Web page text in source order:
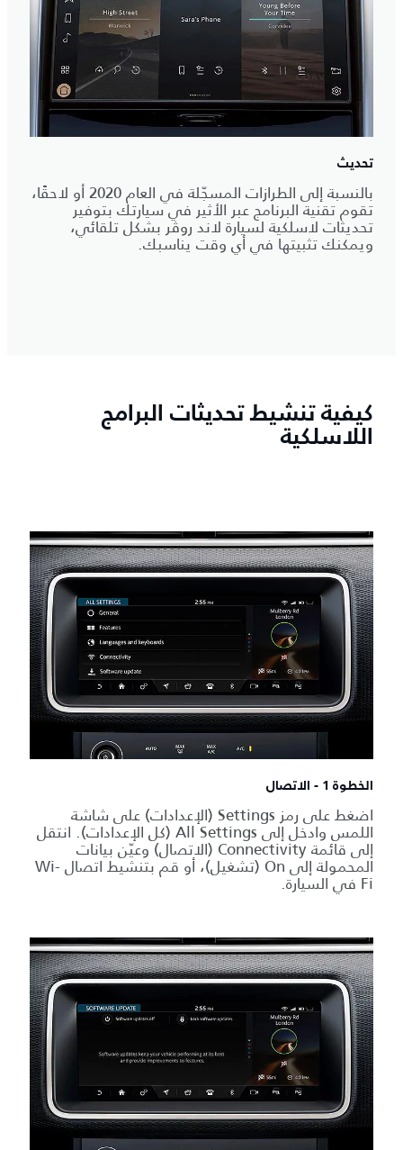
تحديث
بالنسبة إلى الطرازات المسجّلة في العام 2020 أو لاحقًا،
تقوم تقنية البرنامج عبر الأثير في سيارتك بتوفير
تحديثات لاسلكية لسيارة لاند روڤر بشكل تلقائي،
ويمكنك تثبيتها في أي وقت يناسبك.
كيفية تنشيط تحديثات البرامج
اللاسلكية
الخطوة 1 - الاتصال
اضغط على رمز Settings (الإعدادات) على شاشة
اللمس وادخل إلى All Settings (كل الإعدادات). انتقل
إلى قائمة Connectivity (الاتصال) وعيّن بيانات
المحمولة إلى On (تشغيل)، أو قم بتنشيط اتصال Wi-
Fi في السيارة.